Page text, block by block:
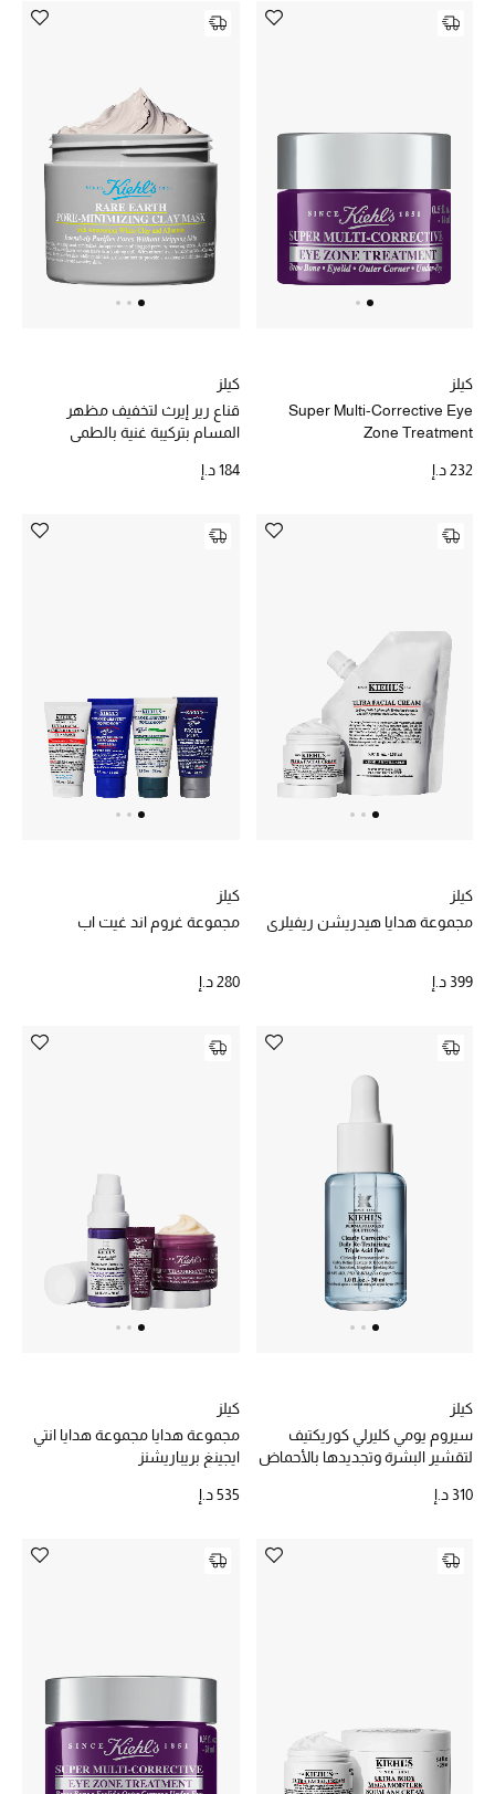
كيلز
Super Multi-Corrective Eye
Zone Treatment
232 د.إ
كيلز
قناع رير إيرث لتخفيف مظهر
المسام بتركيبة غنية بالطمي
184 د.إ
كيلز
مجموعة هدايا هيدريشن ريفيلري
399 د.إ
كيلز
مجموعة غروم اند غيت اب
280 د.إ
كيلز
سيروم يومي كليرلي كوريكتيف
لتقشير البشرة وتجديدها بالأحماض
310 د.إ
كيلز
مجموعة هدايا مجموعة هدايا انتي
ايجينغ بريباريشنز
535 د.إ